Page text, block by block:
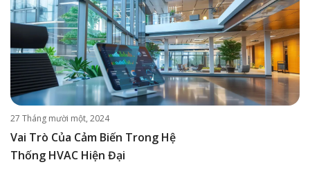
27 Tháng mười một, 2024
Vai Trò Của Cảm Biến Trong Hệ
Thống HVAC Hiện Đại